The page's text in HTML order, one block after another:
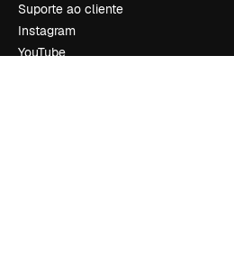
Suporte ao cliente
Instagram
YouTube